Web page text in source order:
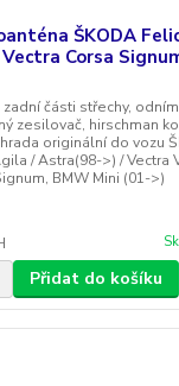
ŠKODA
Corsa
části střechy,
zesilovač, hirschman
originální do vozu
/ Astra(98->) / Vectra
BMW Mini (01->)
Přidat do košíku